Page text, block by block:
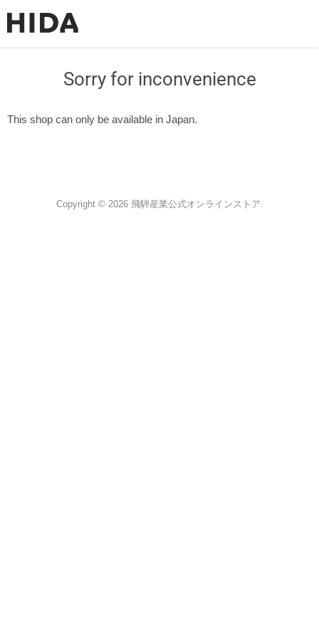
Sorry for inconvenience
This shop can only be available in Japan.
Copyright © 2026 飛騨産業公式オンラインストア.